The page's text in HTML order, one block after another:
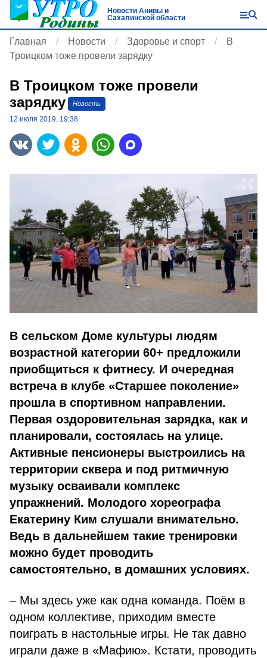
Новости Анивы и
Сахалинской области
Главная Новости Здоровье и спорт
В
Троицком тоже провели зарядку
В Троицком тоже провели
зарядку
Новость
12 июля 2019, 19:38
В сельском Доме культуры людям
возрастной категории 60+ предложили
приобщиться к фитнесу. И очередная
встреча в клубе «Старшее поколение»
прошла в спортивном направлении.
Первая оздоровительная зарядка, как и
планировали, состоялась на улице.
Активные пенсионеры выстроились на
территории сквера и под ритмичную
музыку осваивали комплекс
упражнений. Молодого хореографа
Екатерину Ким слушали внимательно.
Ведь в дальнейшем такие тренировки
можно будет проводить
самостоятельно, в домашних условиях.
– Мы здесь уже как одна команда. Поём в
одном коллективе, приходим вместе
поиграть в настольные игры. Не так давно
играли даже в «Мафию». Кстати, проводить